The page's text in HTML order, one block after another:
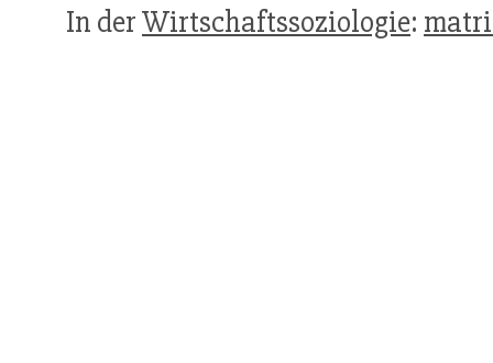
In derWirtschaftssoziologie: